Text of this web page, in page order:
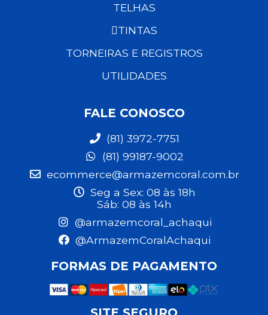
TELHAS
TINTAS
TORNEIRAS E REGISTROS
UTILIDADES
FALE CONOSCO
(81) 3972-7751
(81) 99187-9002
ecommerce@armazemcoral.com.br
Seg a Sex: 08 às 18h
Sáb: 08 às 14h
@armazemcoral_achaqui
@ArmazemCoralAchaqui
FORMAS DE PAGAMENTO